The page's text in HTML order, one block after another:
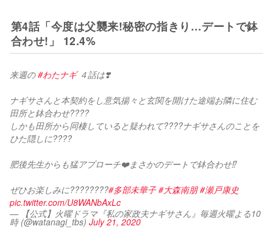
第4話「今度は父襲来!秘密の指きり…デートで鉢
合わせ!」 12.4%
来週の #わたナギ ４話は❣️
ナギサさんと本契約をし意気揚々と玄関を開けた途端お隣に住む
田所と鉢合わせ????
しかも田所から同棲していると疑われて????ナギサさんのことを
ひた隠しに????
肥後先生からも猛アプローチ❤️まさかのデートで鉢合わせ⁉️
ぜひお楽しみに????????#多部未華子 #大森南朋 #瀬戸康史
pic.twitter.com/U8WANbAxLc
— 【公式】火曜ドラマ『私の家政夫ナギサさん』毎週火曜よる10
時 (@watanagi_tbs) July 21, 2020